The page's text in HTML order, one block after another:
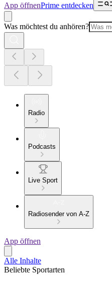
App öffnenPrime entdecken
Was möchtest du anhören?
Radio
Podcasts
Live Sport
Radiosender von A-Z
App öffnen
Alle Inhalte
Beliebte Sportarten